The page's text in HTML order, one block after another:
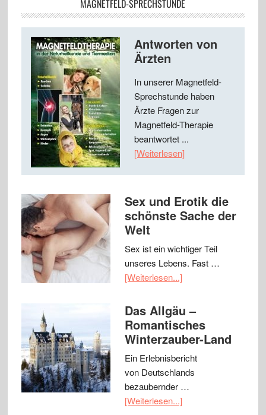
MAGNETFELD-SPRECHSTUNDE
Antworten von
Ärzten
In unserer Magnetfeld-
Sprechstunde haben
Ärzte Fragen zur
Magnetfeld-Therapie
beantwortet ...
[Weiterlesen]
Sex und Erotik die
schönste Sache der
Welt
Sex ist ein wichtiger Teil
unseres Lebens. Fast …
[Weiterlesen...]
Das Allgäu –
Romantisches
Winterzauber-Land
Ein Erlebnisbericht
von Deutschlands
bezaubernder …
[Weiterlesen...]